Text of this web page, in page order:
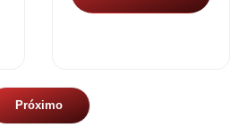
Próximo